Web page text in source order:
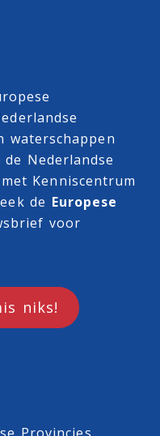
waterschappen
Nederlandse
Kenniscentrum
de Europese
voor
niks!